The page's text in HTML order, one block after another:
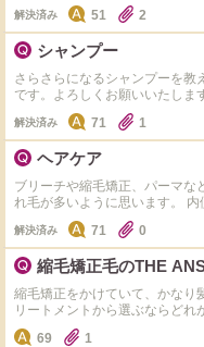
ダントツでした。 いつも本当にありがと
す。 サロンでの白髪染めまで
んなものを使用してますか？ 私はサイオスのクリームタイプを使用していま
す。 ドラッグストアで３９８円
染められ重宝しています。 これいいよ、これ使ってるよというのがあればシ
ェアしてください。 お値段、
できるだけ お返事コメントさせていただきま
ます！
解決済み 51 2
シャンプー
さらさらになるシャンプーを
です。よろしくお願いいたしま
解決済み 71 1
ヘアケア
ブリーチや縮毛矯正、パーマな
れ毛が多いように思います。
本的にお風呂から出たらすぐ
で、ダメージを与えているとし
とコンディショナーはエッセン
ッカンを使用しています。 ドライヤーはパナソニックの風が強いやつを使っ
てます。 ダメージ毛ではない
解決済み 71 0
縮毛矯正毛のTHE
縮毛矯正をかけていて、かなり
リートメントから選ぶならど
か分からず悩んでいます。
69 1